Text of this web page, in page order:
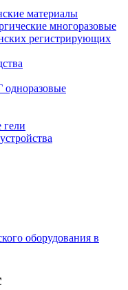
материалы
многоразовые
регистрирующих
оборудования в